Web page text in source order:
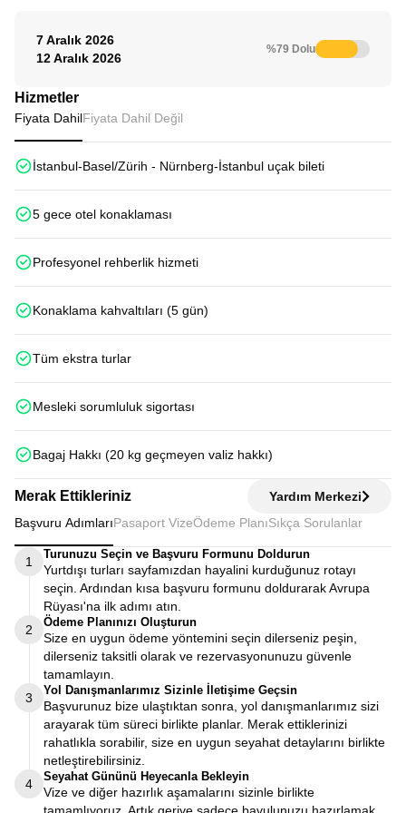
7 Aralık 2026
12 Aralık 2026
%79 Dolu
Hizmetler
Fiyata DahilFiyata Dahil Değil
İstanbul-Basel/Zürih - Nürnberg-İstanbul uçak bileti
5 gece otel konaklaması
Profesyonel rehberlik hizmeti
Konaklama kahvaltıları (5 gün)
Tüm ekstra turlar
Mesleki sorumluluk sigortası
Bagaj Hakkı (20 kg geçmeyen valiz hakkı)
Merak Ettikleriniz
Yardım Merkezi
Başvuru AdımlarıPasaport VizeÖdeme Planı Sıkça Sorulanlar
1
Turunuzu Seçin ve Başvuru Formunu Doldurun
Yurtdışı turları sayfamızdan hayalini kurduğunuz rotayı
seçin. Ardından kısa başvuru formunu doldurarak Avrupa
Rüyası'na ilk adımı atın.
2
Ödeme Planınızı Oluşturun
Size en uygun ödeme yöntemini seçin dilerseniz peşin,
dilerseniz taksitli olarak ve rezervasyonunuzu güvenle
tamamlayın.
3
Yol Danışmanlarımız Sizinle İletişime Geçsin
Başvurunuz bize ulaştıktan sonra, yol danışmanlarımız sizi
arayarak tüm süreci birlikte planlar. Merak ettiklerinizi
rahatlıkla sorabilir, size en uygun seyahat detaylarını birlikte
netleştirebilirsiniz.
4
Seyahat Gününü Heyecanla Bekleyin
Vize ve diğer hazırlık aşamalarını sizinle birlikte